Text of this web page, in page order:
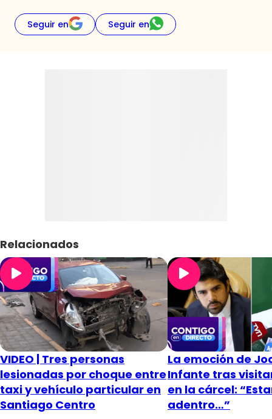
Seguir en Seguir en
Relacionados
VIDEO | Tres personas
lesionadas por choque entre
taxi y vehículo particular en
Santiago Centro
La emoción de
Infante tras
en la cárcel:
adentro…”